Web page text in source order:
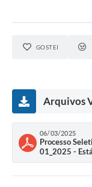
GOSTEI
Arquivos
06/03/2025
Processo
01_2025 -